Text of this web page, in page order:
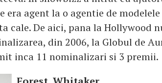
era agent la o agentie de
cale. De aici, pana la Hollywood
din 2006, la Globul de
inca 11 nominalizari si 3 premii.